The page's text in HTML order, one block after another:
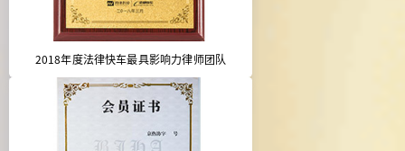
2018年度法律快车最具影响力律师团队